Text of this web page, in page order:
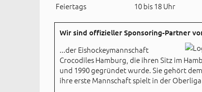
Feiertags
10 bis 18 Uhr
Wir sind offizieller Sponsoring-Partner
...der Eishockeymannschaft
Crocodiles Hamburg, die ihren Sitz im
und 1990 gegründet wurde. Sie gehört
ihre erste Mannschaft spielt in der